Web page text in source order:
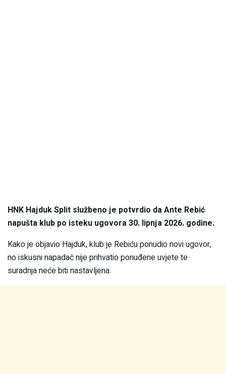
HNK Hajduk Split službeno je potvrdio da Ante Rebić
napušta klub po isteku ugovora 30. lipnja 2026. godine.
Kako je objavio Hajduk, klub je Rebiću ponudio novi ugovor,
no iskusni napadač nije prihvatio ponuđene uvjete te
suradnja neće biti nastavljena.